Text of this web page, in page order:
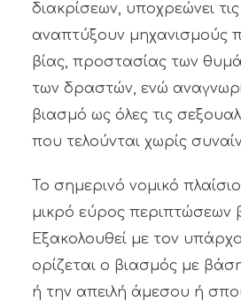
διακρίσεων, υποχρεώνει
αναπτύξουν μηχανισμούς
βίας, προστασίας των
των δραστών, ενώ
βιασμό ως όλες τις
που τελούνται χωρίς
Το σημερινό νομικό
μικρό εύρος περιπτώσεων
Εξακολουθεί με τον
ορίζεται ο βιασμός με
ή την απειλή άμεσου ή